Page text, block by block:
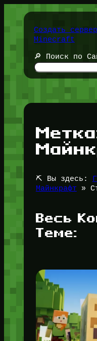
содержимому
Создать
Minecraft
🔎 Поиск по
⛏️ Вы здесь:
Майнкрафт »
Весь
Теме: